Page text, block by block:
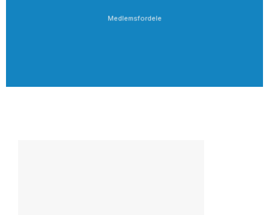
Medlemsfordele